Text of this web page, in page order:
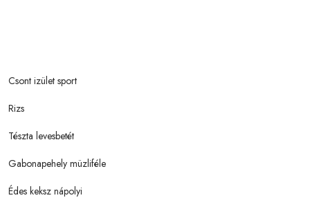
Csont izület sport
Rizs
Tészta levesbetét
Gabonapehely müzliféle
Édes keksz nápolyi